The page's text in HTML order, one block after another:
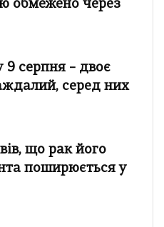
обмежено через
9 серпня – двоє
серед них
що рак його
поширюється у